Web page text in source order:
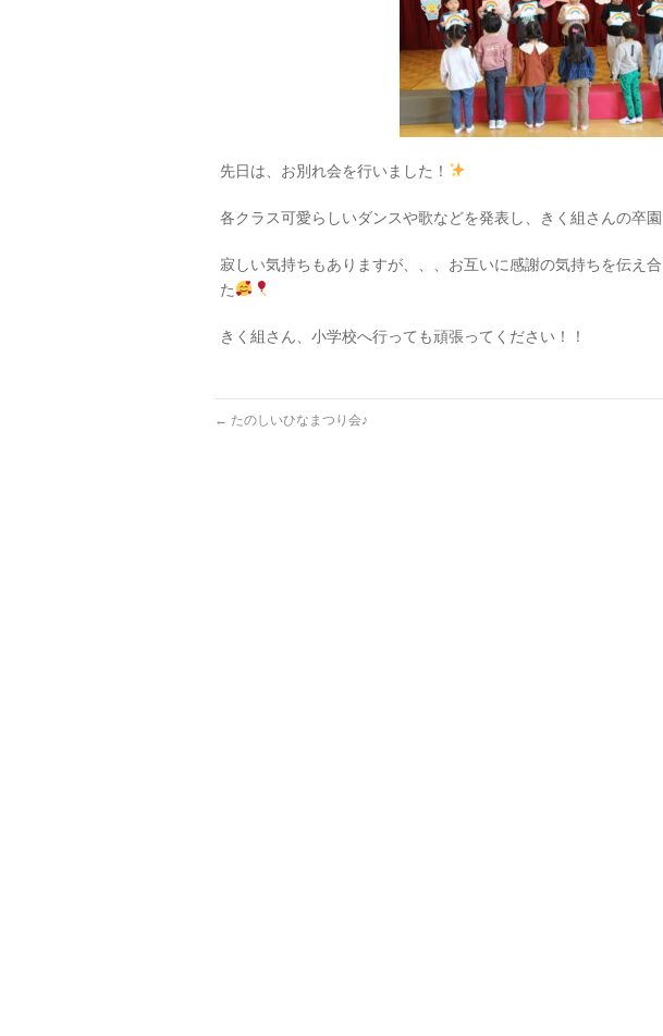
先日は、お別れ会を行いました！
各クラス可愛らしいダンスや歌などを発表し、きく組さんの卒
寂しい気持ちもありますが、、、お互いに感謝の気持ちを伝え
た
きく組さん、小学校へ行っても頑張ってください！！
← たのしいひなまつり会♪